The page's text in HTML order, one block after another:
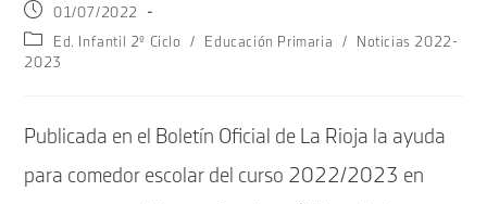
Publicación
de
la
entrada:
01/07/2022
Categoría
de
Ed. Infantil 2º Ciclo / Educación Primaria /
Noticias 2022-
2023
Publicada en el Boletín Oficial de La Rioja la ayuda
para comedor escolar del curso 2022/2023 en